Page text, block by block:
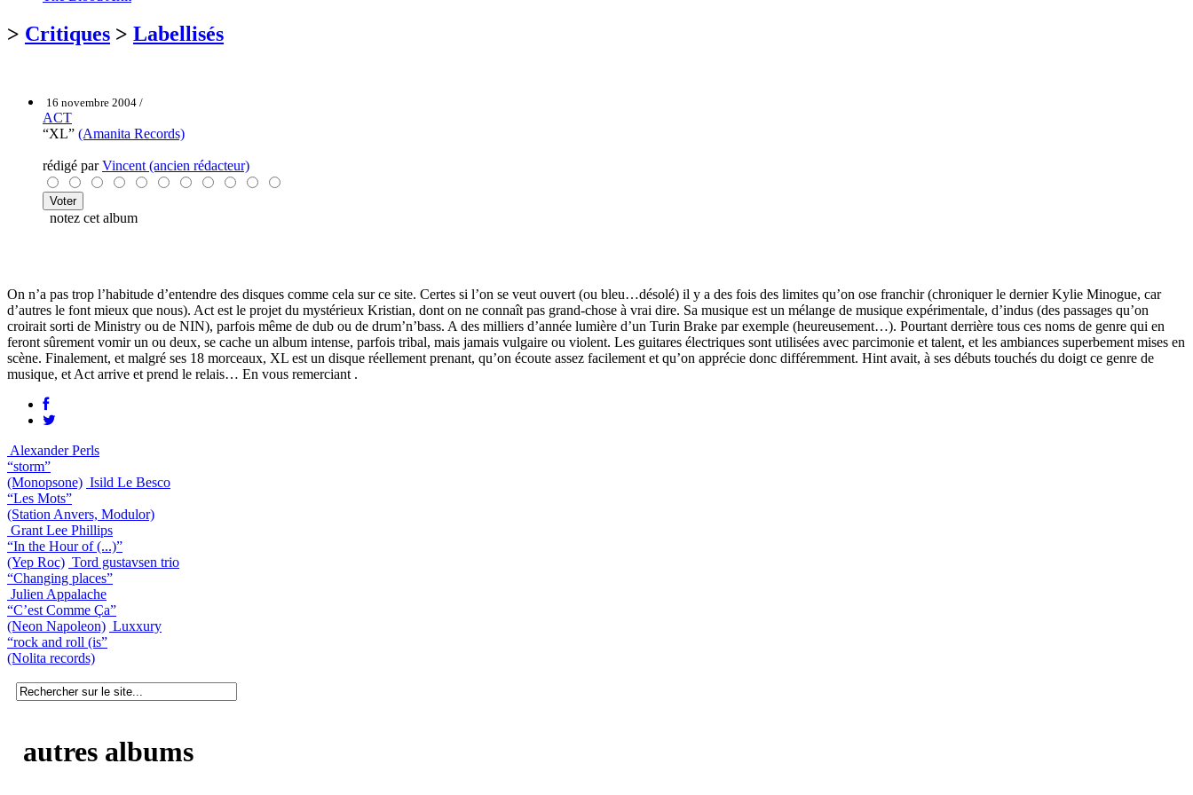
> Critiques > Labellisés
16 novembre 2004 /
ACT
“XL” (Amanita Records)
rédigé parVincent (ancien rédacteur)
notez cet album
On n’a pas trop l’habitude d’entendre des disques comme cela sur ce site. Certes si l’on se veut ouvert (ou bleu…désolé) il y a des fois des limites qu’on ose franchir (chroniquer le dernier Kylie Minogue, car
d’autres le font mieux que nous). Act est le projet du mystérieux Kristian, dont on ne connaît pas grand-chose à vrai dire. Sa musique est un mélange de musique expérimentale, d’indus (des passages qu’on
croirait sorti de Ministry ou de NIN), parfois même de dub ou de drum’n’bass. A des milliers d’année lumière d’un Turin Brake par exemple (heureusement…). Pourtant derrière tous ces noms de genre qui en
feront sûrement vomir un ou deux, se cache un album intense, parfois tribal, mais jamais vulgaire ou violent. Les guitares électriques sont utilisées avec parcimonie et talent, et les ambiances superbement mises en
scène. Finalement, et malgré ses 18 morceaux, XL est un disque réellement prenant, qu’on écoute assez facilement et qu’on apprécie donc différemment. Hint avait, à ses débuts touchés du doigt ce genre de
musique, et Act arrive et prend le relais… En vous remerciant .
Alexander Perls
“storm”
(Monopsone) Isild Le Besco
“Les Mots”
(Station Anvers, Modulor)
Grant Lee Phillips
“In the Hour of (...)”
(Yep Roc) Tord gustavsen trio
“Changing places”
Julien Appalache
“C’est Comme Ça”
(Neon Napoleon) Luxxury
“rock and roll (is”
(Nolita records)
autres albums